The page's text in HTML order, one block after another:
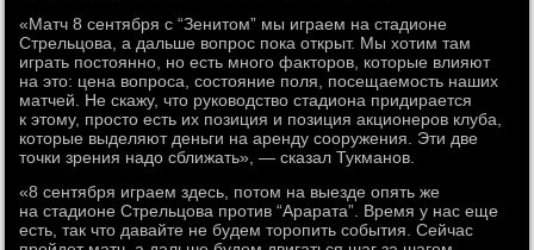
«Матч 8 сентября с “Зенитом” мы играем на стадионе
Стрельцова, а дальше вопрос пока открыт. Мы хотим там
играть постоянно, но есть много факторов, которые влияют
на это: цена вопроса, состояние поля, посещаемость наших
матчей. Не скажу, что руководство стадиона придирается
к этому, просто есть их позиция и позиция акционеров клуба,
которые выделяют деньги на аренду сооружения. Эти две
точки зрения надо сближать», — сказал Тукманов.
«8 сентября играем здесь, потом на выезде опять же
на стадионе Стрельцова против “Арарата”. Время у нас еще
есть, так что давайте не будем торопить события. Сейчас